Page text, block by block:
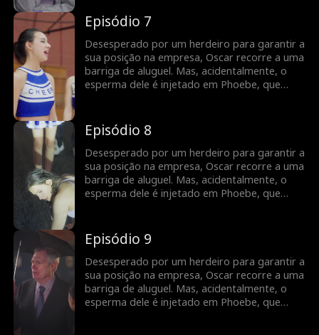
leva a gravidez até ao fim, Oscar propõe um
casamento por contrato. E assim começa
uma jornada cheia de desafios...
Episódio 7
Desesperado por um herdeiro para garantir a
sua posição na empresa, Oscar recorre a uma
barriga de aluguel. Mas, acidentalmente, o
esperma dele é injetado em Phoebe, que
leva a gravidez até ao fim, Oscar propõe um
casamento por contrato. E assim começa
uma jornada cheia de desafios...
Episódio 8
Desesperado por um herdeiro para garantir a
sua posição na empresa, Oscar recorre a uma
barriga de aluguel. Mas, acidentalmente, o
esperma dele é injetado em Phoebe, que
leva a gravidez até ao fim, Oscar propõe um
casamento por contrato. E assim começa
uma jornada cheia de desafios...
Episódio 9
Desesperado por um herdeiro para garantir a
sua posição na empresa, Oscar recorre a uma
barriga de aluguel. Mas, acidentalmente, o
esperma dele é injetado em Phoebe, que